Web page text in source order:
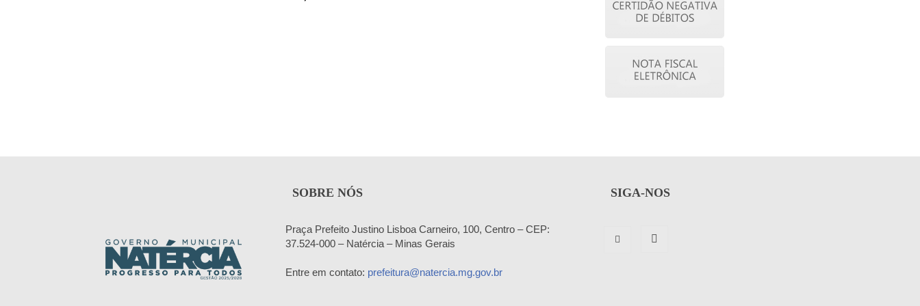
SOBRE NÓS
Praça Prefeito Justino Lisboa Carneiro, 100, Centro – CEP:
37.524-000 – Natércia – Minas Gerais
Entre em contato: prefeitura@natercia.mg.gov.br
SIGA-NOS